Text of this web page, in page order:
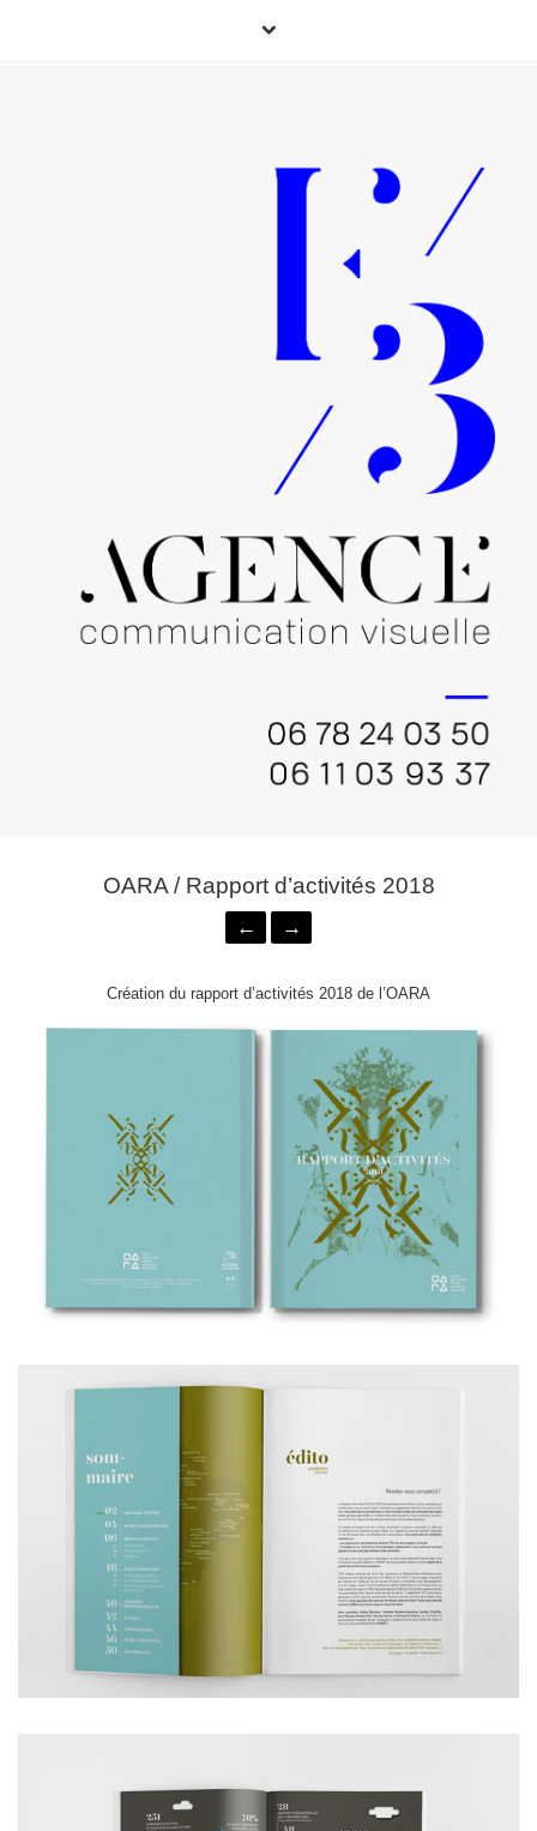
OARA / Rapport d’activités 2018
← →
Création du rapport d’activités 2018 de l’OARA